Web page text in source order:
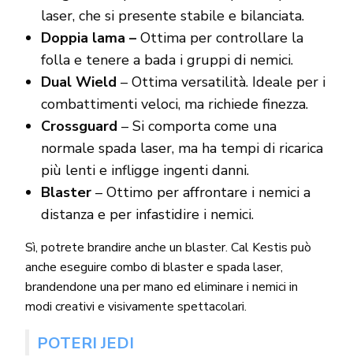
laser, che si presente stabile e bilanciata.
Doppia lama –Ottima per controllare la
folla e tenere a bada i gruppi di nemici.
Dual Wield – Ottima versatilità. Ideale per i
combattimenti veloci, ma richiede finezza.
Crossguard – Si comporta come una
normale spada laser, ma ha tempi di ricarica
più lenti e infligge ingenti danni.
Blaster– Ottimo per affrontare i nemici a
distanza e per infastidire i nemici.
Sì, potrete brandire anche un blaster. Cal Kestis può
anche eseguire combo di blaster e spada laser,
brandendone una per mano ed eliminare i nemici in
modi creativi e visivamente spettacolari.
POTERI JEDI